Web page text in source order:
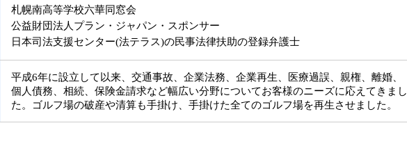
札幌南高等学校六華同窓会
公益財団法人プラン・ジャパン・スポンサー
日本司法支援センター(法テラス)の民事法律扶助の登録弁護士
平成6年に設立して以来、交通事故、企業法務、企業再生、医療過誤、親権、離婚、
個人債務、相続、保険金請求など幅広い分野についてお客様のニーズに応えてきまし
た。ゴルフ場の破産や清算も手掛け、手掛けた全てのゴルフ場を再生させました。